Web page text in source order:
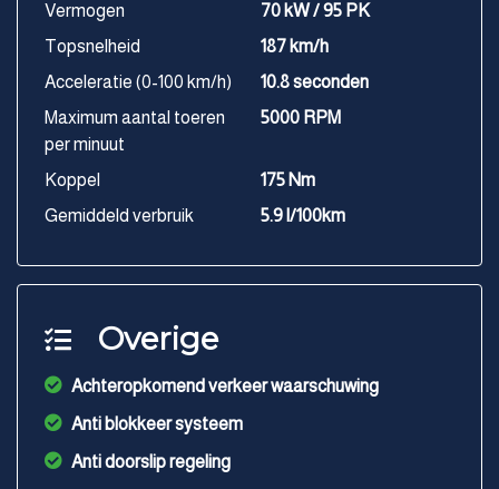
Vermogen
70 kW / 95 PK
Topsnelheid
187 km/h
Acceleratie (0-100 km/h)
10.8 seconden
Maximum aantal toeren
per minuut
5000 RPM
Koppel
175 Nm
Gemiddeld verbruik
5.9 l/100km
Overige
Achteropkomend verkeer waarschuwing
Anti blokkeer systeem
Anti doorslip regeling